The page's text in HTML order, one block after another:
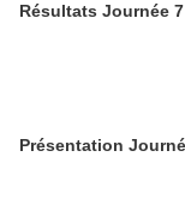
Résultats Journée
Présentation